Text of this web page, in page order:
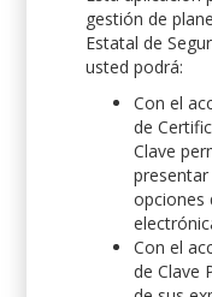
gestión de
Estatal de
usted podrá:
Con el
de
Clave
opciones
Con el
de Clave